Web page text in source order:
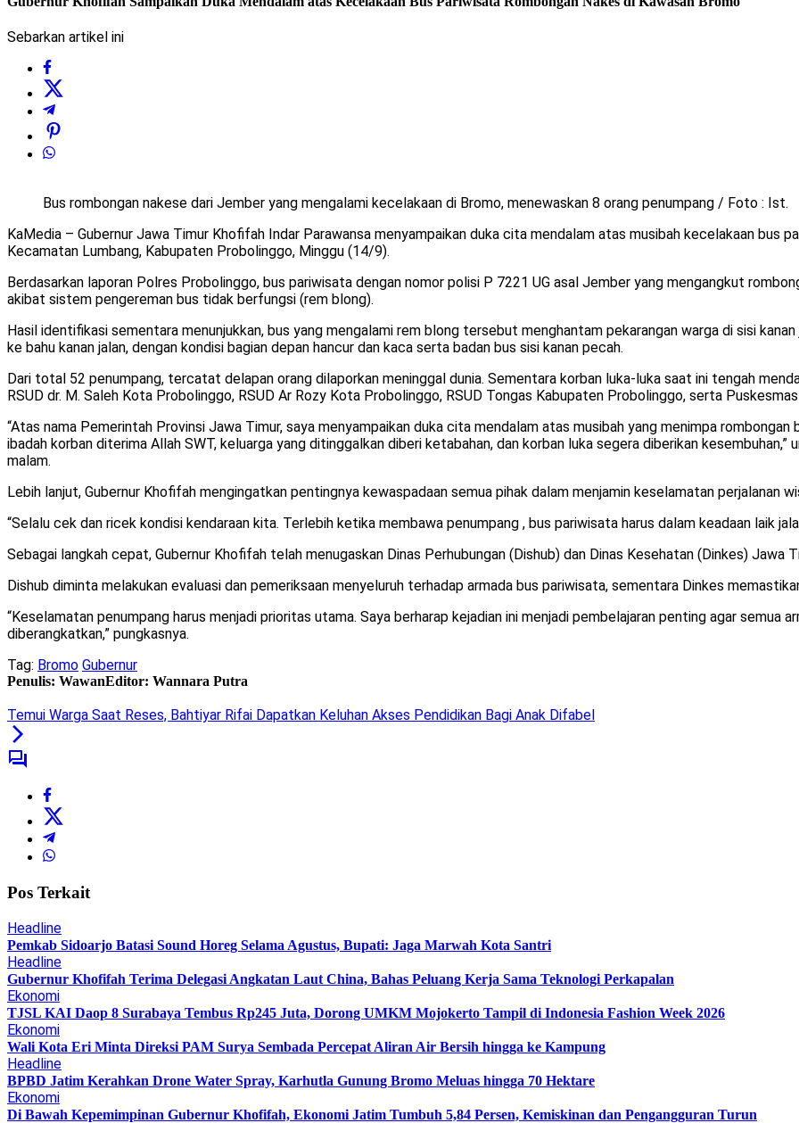
Sebarkan artikel ini
Bus rombongan nakese dari Jember yang mengalami kecelakaan di Bromo, menewaskan 8 orang penumpang / Foto : Ist.
KaMedia – Gubernur Jawa Timur Khofifah Indar Parawansa menyampaikan duka cita mendalam atas musibah kecelakaan bus
Kecamatan Lumbang, Kabupaten Probolinggo, Minggu (14/9).
Berdasarkan laporan Polres Probolinggo, bus pariwisata dengan nomor polisi P 7221 UG asal Jember yang mengangkut
akibat sistem pengereman bus tidak berfungsi (rem blong).
Hasil identifikasi sementara menunjukkan, bus yang mengalami rem blong tersebut menghantam pekarangan warga di sisi
ke bahu kanan jalan, dengan kondisi bagian depan hancur dan kaca serta badan bus sisi kanan pecah.
Dari total 52 penumpang, tercatat delapan orang dilaporkan meninggal dunia. Sementara korban luka-luka saat ini tengah
RSUD dr. M. Saleh Kota Probolinggo, RSUD Ar Rozy Kota Probolinggo, RSUD Tongas Kabupaten Probolinggo, serta
“Atas nama Pemerintah Provinsi Jawa Timur, saya menyampaikan duka cita mendalam atas musibah yang menimpa rombongan
ibadah korban diterima Allah SWT, keluarga yang ditinggalkan diberi ketabahan, dan korban luka segera diberikan
malam.
Lebih lanjut, Gubernur Khofifah mengingatkan pentingnya kewaspadaan semua pihak dalam menjamin keselamatan perjalanan
“Selalu cek dan ricek kondisi kendaraan kita. Terlebih ketika membawa penumpang , bus pariwisata harus dalam keadaan laik
Sebagai langkah cepat, Gubernur Khofifah telah menugaskan Dinas Perhubungan (Dishub) dan Dinas Kesehatan (Dinkes) Jawa
Dishub diminta melakukan evaluasi dan pemeriksaan menyeluruh terhadap armada bus pariwisata, sementara Dinkes
“Keselamatan penumpang harus menjadi prioritas utama. Saya berharap kejadian ini menjadi pembelajaran penting agar semua
diberangkatkan,” pungkasnya.
Tag: Bromo Gubernur
Penulis: WawanEditor: Wannara Putra
Temui Warga Saat Reses, Bahtiyar Rifai Dapatkan Keluhan Akses Pendidikan Bagi Anak Difabel
Pos Terkait
Headline
Pemkab Sidoarjo Batasi Sound Horeg Selama Agustus, Bupati: Jaga Marwah Kota Santri
Headline
Gubernur Khofifah Terima Delegasi Angkatan Laut China, Bahas Peluang Kerja Sama Teknologi Perkapalan
Ekonomi
TJSL KAI Daop 8 Surabaya Tembus Rp245 Juta, Dorong UMKM Mojokerto Tampil di Indonesia Fashion Week 2026
Ekonomi
Wali Kota Eri Minta Direksi PAM Surya Sembada Percepat Aliran Air Bersih hingga ke Kampung
Headline
BPBD Jatim Kerahkan Drone Water Spray, Karhutla Gunung Bromo Meluas hingga 70 Hektare
Ekonomi
Di Bawah Kepemimpinan Gubernur Khofifah, Ekonomi Jatim Tumbuh 5,84 Persen, Kemiskinan dan Pengangguran Turun